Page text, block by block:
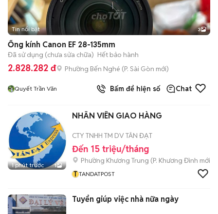
Tin nổi bật 3
Ống kính Canon EF 28-135mm
Đã sử dụng (chưa sửa chữa) Hết bảo hành
2.828.282 đ Phường Bến Nghé (P. Sài Gòn mới)
Quyết Trần Văn Bấm để hiện số Chat
1 phút trước 1
NHÂN VIÊN GIAO HÀNG
CTY TNHH TM DV TÂN ĐẠT
Đến 15 triệu/tháng
Phường Khương Trung (P. Khương Đình mới)
T TANDATPOST
Tuyển giúp việc nhà nữa ngày